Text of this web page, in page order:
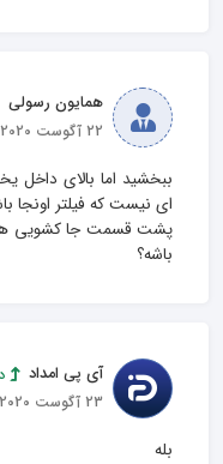
همایون رسولی
22 آگوست 2020
ببخشید اما بالای داخل
پشت قسمت جا کشویی ها
باشه؟
آی پی امداد
23 آگوست 2020
بله